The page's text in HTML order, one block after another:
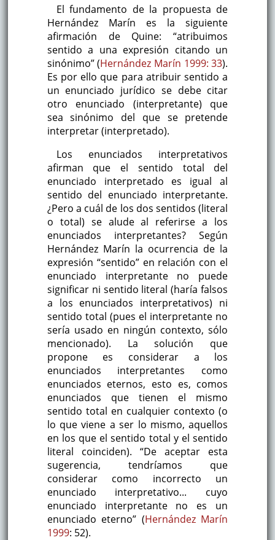
El fundamento de la propuesta de
Hernández Marín es la siguiente
afirmación de Quine: “atribuimos
sentido a una expresión citando un
sinónimo” (Hernández Marín 1999: 33).
Es por ello que para atribuir sentido a
un enunciado jurídico se debe citar
otro enunciado (interpretante) que
sea sinónimo del que se pretende
interpretar (interpretado).
Los enunciados interpretativos
afirman que el sentido total del
enunciado interpretado es igual al
sentido del enunciado interpretante.
¿Pero a cuál de los dos sentidos (literal
o total) se alude al referirse a los
enunciados interpretantes? Según
Hernández Marín la ocurrencia de la
expresión “sentido” en relación con el
enunciado interpretante no puede
significar ni sentido literal (haría falsos
a los enunciados interpretativos) ni
sentido total (pues el interpretante no
sería usado en ningún contexto, sólo
mencionado). La solución que
propone es considerar a los
enunciados interpretantes como
enunciados eternos, esto es, comos
enunciados que tienen el mismo
sentido total en cualquier contexto (o
lo que viene a ser lo mismo, aquellos
en los que el sentido total y el sentido
literal coinciden). “De aceptar esta
sugerencia, tendríamos que
considerar como incorrecto un
enunciado interpretativo... cuyo
enunciado interpretante no es un
enunciado eterno” (Hernández Marín
1999: 52).